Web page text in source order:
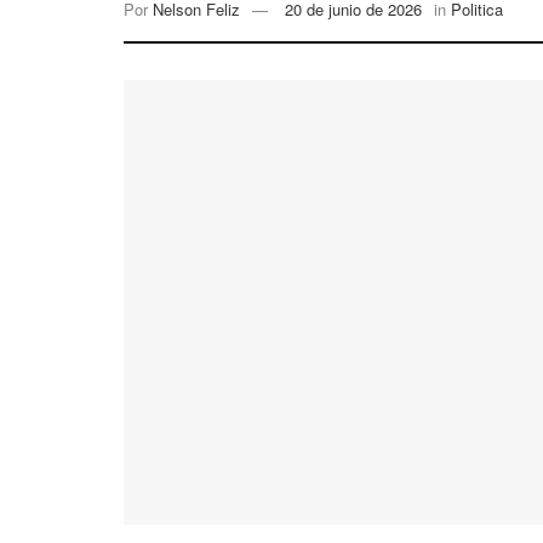
Por Nelson Feliz 20 de junio de 2026 in Politica